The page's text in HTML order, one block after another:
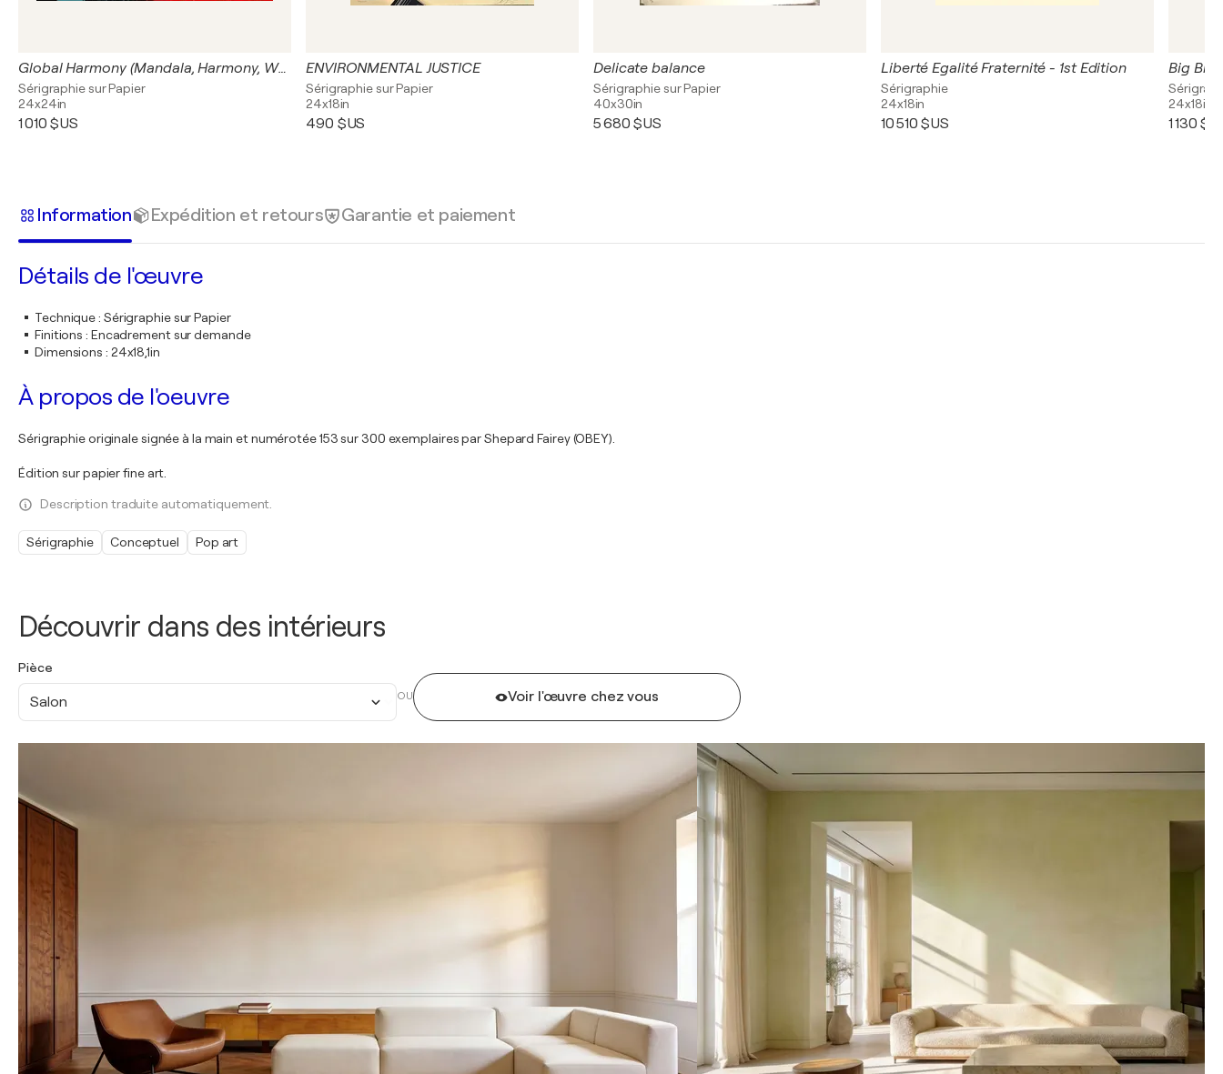
Découvrir dans des intérieurs
Pièce
Salon OU Voir l'œuvre chez vous
Global Harmony (Mandala, Harmony, Wholeness, Unified Global Perspective)
Sérigraphie sur Papier
24x24in
1 010 $US
ENVIRONMENTAL JUSTICE
Sérigraphie sur Papier
24x18in
490 $US
Delicate balance
Sérigraphie sur Papier
40x30in
5 680 $US
Liberté Egalité Fraternité - 1st Edition
Sérigraphie
24x18in
10 510 $US
Big
24x18in
1 130
Information Expédition et retours Garantie et paiement
Détails de l'œuvre
Technique: Sérigraphie sur Papier
Finitions : Encadrement sur demande
Dimensions : 24x18,1in
À propos de l'oeuvre
Sérigraphie originale signée à la main et numérotée 153 sur 300 exemplaires par Shepard Fairey (OBEY).
Édition sur papier fine art.
Description traduite automatiquement.
Sérigraphie Conceptuel Pop art